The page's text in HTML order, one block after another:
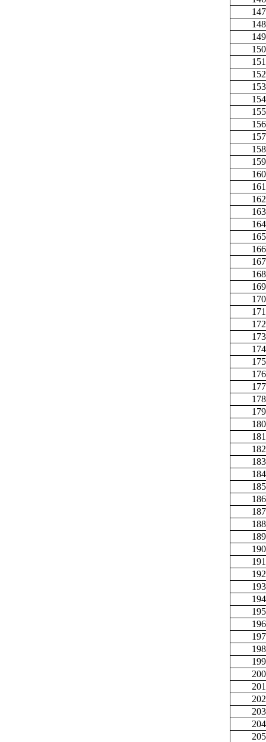
147
148
149
150
151
152
153
154
155
156
157
158
159
160
161
162
163
164
165
166
167
168
169
170
171
172
173
174
175
176
177
178
179
180
181
182
183
184
185
186
187
188
189
190
191
192
193
194
195
196
197
198
199
200
201
202
203
204
205